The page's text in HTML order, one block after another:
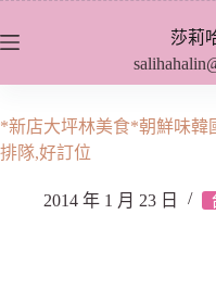
至
內
容
莎莉
*新店大坪林美食*朝鮮味韓
排隊,好訂位
2014 年 1 月 23 日